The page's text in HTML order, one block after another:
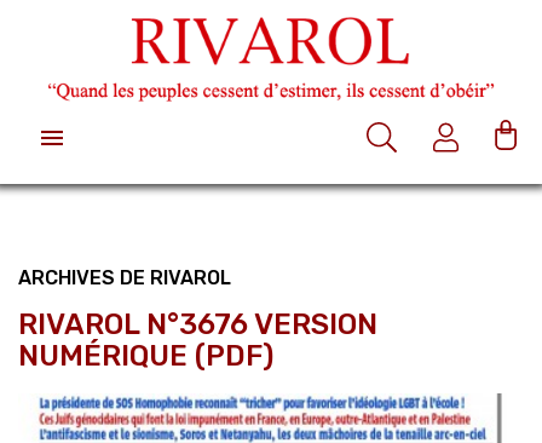

ARCHIVES DE RIVAROL
RIVAROL N°3676 VERSION
NUMÉRIQUE (PDF)